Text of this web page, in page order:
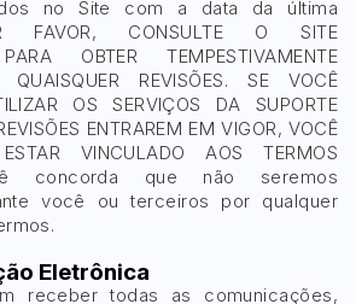
no Site com a data da última
FAVOR, CONSULTE O SITE
OBTER TEMPESTIVAMENTE
QUAISQUER REVISÕES. SE VOCÊ
OS SERVIÇOS DA SUPORTE
ENTRAREM EM VIGOR, VOCÊ
VINCULADO AOS TERMOS
concorda que não seremos
você ou terceiros por qualquer
Eletrônica
receber todas as comunicações,